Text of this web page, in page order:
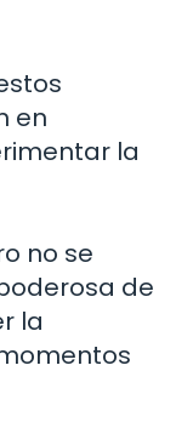
en
la
no se
de
la